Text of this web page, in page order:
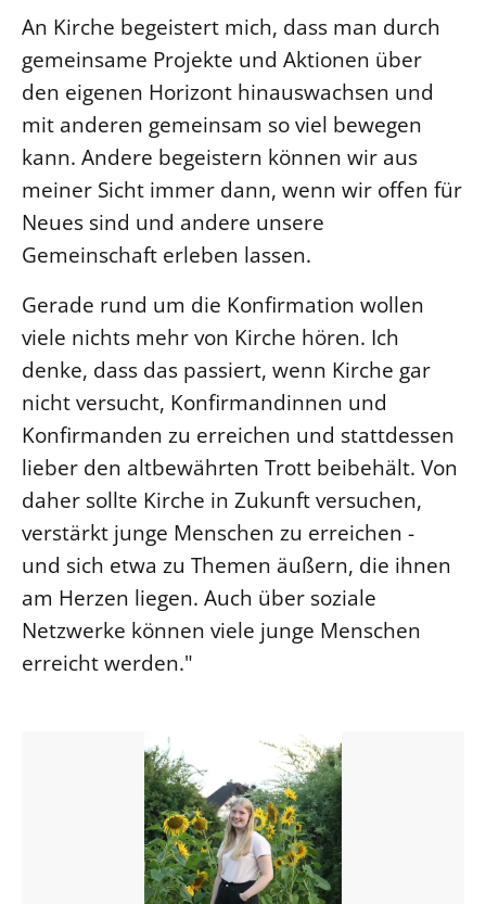
An Kirche begeistert mich, dass man durch
gemeinsame Projekte und Aktionen über
den eigenen Horizont hinauswachsen und
mit anderen gemeinsam so viel bewegen
kann. Andere begeistern können wir aus
meiner Sicht immer dann, wenn wir offen für
Neues sind und andere unsere
Gemeinschaft erleben lassen.
Gerade rund um die Konfirmation wollen
viele nichts mehr von Kirche hören. Ich
denke, dass das passiert, wenn Kirche gar
nicht versucht, Konfirmandinnen und
Konfirmanden zu erreichen und stattdessen
lieber den altbewährten Trott beibehält. Von
daher sollte Kirche in Zukunft versuchen,
verstärkt junge Menschen zu erreichen -
und sich etwa zu Themen äußern, die ihnen
am Herzen liegen. Auch über soziale
Netzwerke können viele junge Menschen
erreicht werden."
Beruf
Freie Stellen
BIBLIOTHEK & ARCHIV
SERVICE
Älterwerden im Pfarrberuf
Beteiligungsverfahren
Beschwerdestellen
Ephoralbüro
Finanzplanung
Fundraising
IT-Service
Corporate Design
Interventionsplan
Jahresgespräche
Kantine Speiseplan
Kirchliches Amtsblatt
Kirchliche Verwaltung
Öffentlichkeitsarbeit
Personalausschuss
Projektmanagement
Terminstundenplaner